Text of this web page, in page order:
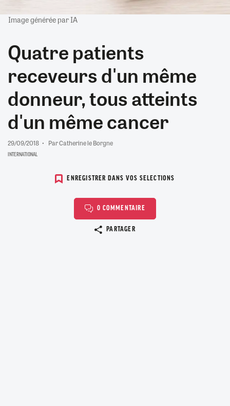
Image générée par IA
Quatre patients
receveurs d'un même
donneur, tous atteints
d'un même cancer
29/09/2018 Par Catherine le Borgne
INTERNATIONAL
ENREGISTRER DANS VOS SELECTIONS
0 COMMENTAIRE
PARTAGER